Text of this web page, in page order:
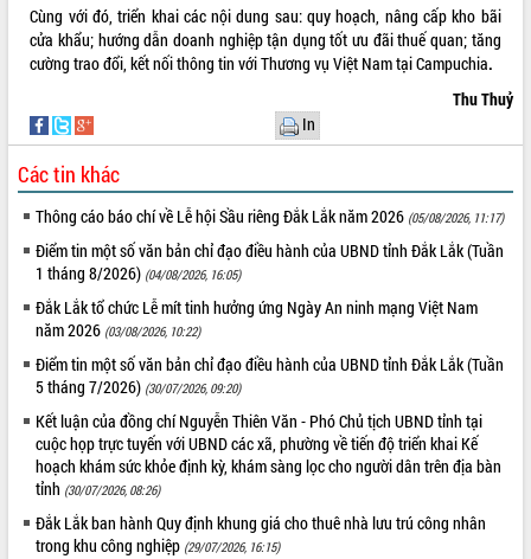
Cùng với đó, triển khai các nội dung sau: quy hoạch, nâng cấp kho bãi
cửa khẩu; hướng dẫn doanh nghiệp tận dụng tốt ưu đãi thuế quan; tăng
cường trao đổi, kết nối thông tin với Thương vụ Việt Nam tại Campuchia.
Thu Thuỷ
In
Các tin khác
Thông cáo báo chí về Lễ hội Sầu riêng Đắk Lắk năm 2026 (05/08/2026, 11:17)
Điểm tin một số văn bản chỉ đạo điều hành của UBND tỉnh Đắk Lắk (Tuần
1 tháng 8/2026) (04/08/2026, 16:05)
Đắk Lắk tổ chức Lễ mít tinh hưởng ứng Ngày An ninh mạng Việt Nam
năm 2026 (03/08/2026, 10:22)
Điểm tin một số văn bản chỉ đạo điều hành của UBND tỉnh Đắk Lắk (Tuần
5 tháng 7/2026) (30/07/2026, 09:20)
Kết luận của đồng chí Nguyễn Thiên Văn - Phó Chủ tịch UBND tỉnh tại
cuộc họp trực tuyến với UBND các xã, phường về tiến độ triển khai Kế
hoạch khám sức khỏe định kỳ, khám sàng lọc cho người dân trên địa bàn
tỉnh (30/07/2026, 08:26)
Đắk Lắk ban hành Quy định khung giá cho thuê nhà lưu trú công nhân
trong khu công nghiệp (29/07/2026, 16:15)